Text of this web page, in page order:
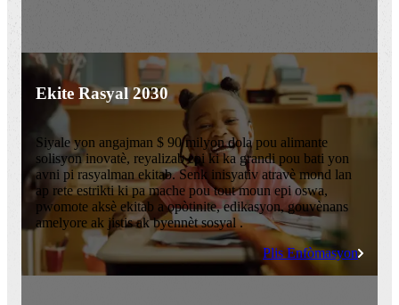
Ekite Rasyal 2030
Siyale yon angajman $ 90 milyon dola pou alimante
solisyon inovatè, reyalizab epi ki ka grandi pou bati yon
avni pi rasyalman ekitab. Senk inisyativ atravè mond lan
ap rete estrikti ki pa mache pou tout moun epi oswa,
pwomote aksè ekitab a opòtinite, edikasyon, gouvènans
amelyore ak jistis ak byennèt sosyal .
Plis Enfòmasyon